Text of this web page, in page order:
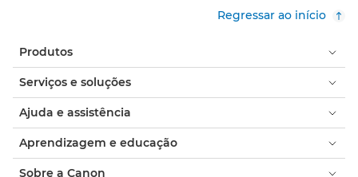
Regressar ao início
Produtos
Serviços e soluções
Ajuda e assistência
Aprendizagem e educação
Sobre a Canon